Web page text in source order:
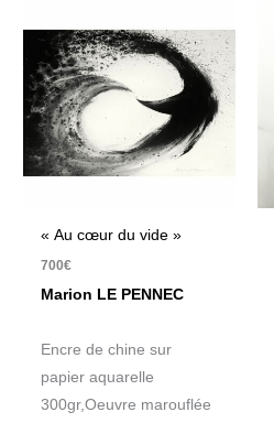
« Au cœur du vide »
700€
Marion LE PENNEC
Encre de chine sur
papier aquarelle
300gr,Oeuvre marouflée